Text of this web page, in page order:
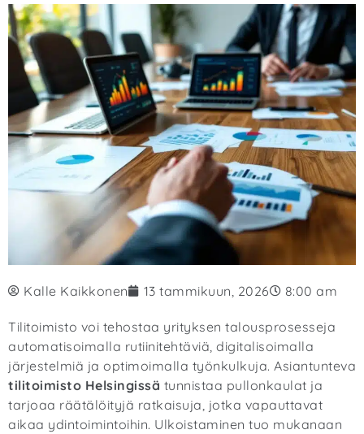
Kalle Kaikkonen 13 tammikuun, 2026 8:00 am
Tilitoimisto voi tehostaa yrityksen talousprosesseja
automatisoimalla rutiinitehtäviä, digitalisoimalla
järjestelmiä ja optimoimalla työnkulkuja. Asiantunteva
tilitoimisto Helsingissä tunnistaa pullonkaulat ja
tarjoaa räätälöityjä ratkaisuja, jotka vapauttavat
aikaa ydintoimintoihin. Ulkoistaminen tuo mukanaan